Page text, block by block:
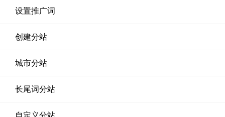
设置推广词
创建分站
城市分站
长尾词分站
自定义分站